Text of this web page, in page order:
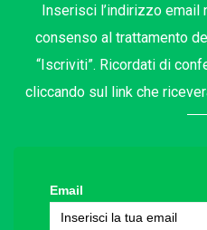
Inserisci l’indirizzo email
consenso al trattamento
“Iscriviti”. Ricordati di
cliccando sul link che
Email